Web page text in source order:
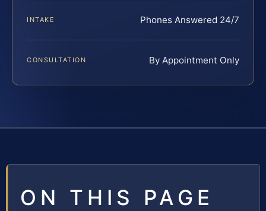
INTAKE Phones Answered 24/7
CONSULTATION By Appointment Only
ON THIS PAGE